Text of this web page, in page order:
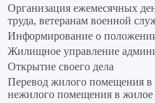
Организация ежемесячных
труда, ветеранам военной
Информирование о
Жилищное управление
Открытие своего дела
Перевод жилого помещения
нежилого помещения в